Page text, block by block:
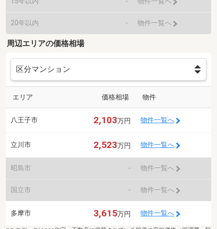
20年以内 - 物件一覧へ
周辺エリアの価格相場
エリア 価格相場 物件
八王子市 2,103万円 物件一覧へ
立川市 2,523万円 物件一覧へ
昭島市 - 物件一覧へ
国立市 - 物件一覧へ
多摩市 3,615万円 物件一覧へ